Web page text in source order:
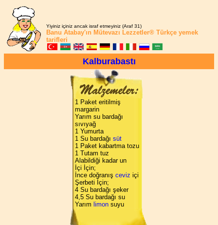
Yiyiniz içiniz ancak israf etmeyiniz (Araf 31)
Banu Atabay'ın Mütevazı Lezzetler® Türkçe yemek
tarifleri
Kalburabastı
1 Paket eritilmiş
margarin
Yarım su bardağı
sıvıyağ
1 Yumurta
1 Su bardağı süt
1 Paket kabartma tozu
1 Tutam tuz
Alabildiği kadar un
İçi İçin;
İnce doğranış ceviz içi
Şerbeti İçin;
4 Su bardağı şeker
4,5 Su bardağı su
Yarım limon suyu